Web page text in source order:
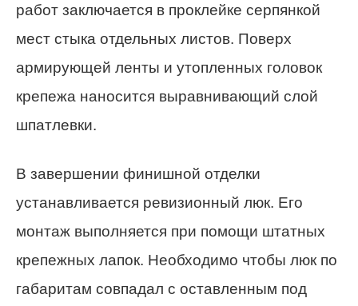
работ заключается в проклейке серпянкой
мест стыка отдельных листов. Поверх
армирующей ленты и утопленных головок
крепежа наносится выравнивающий слой
шпатлевки.
В завершении финишной отделки
устанавливается ревизионный люк. Его
монтаж выполняется при помощи штатных
крепежных лапок. Необходимо чтобы люк по
габаритам совпадал с оставленным под